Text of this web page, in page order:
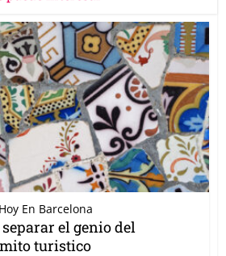
Hoy En Barcelona
el genio del
mito turistico